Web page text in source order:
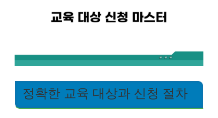
정확한 교육 대상과 신청 절차